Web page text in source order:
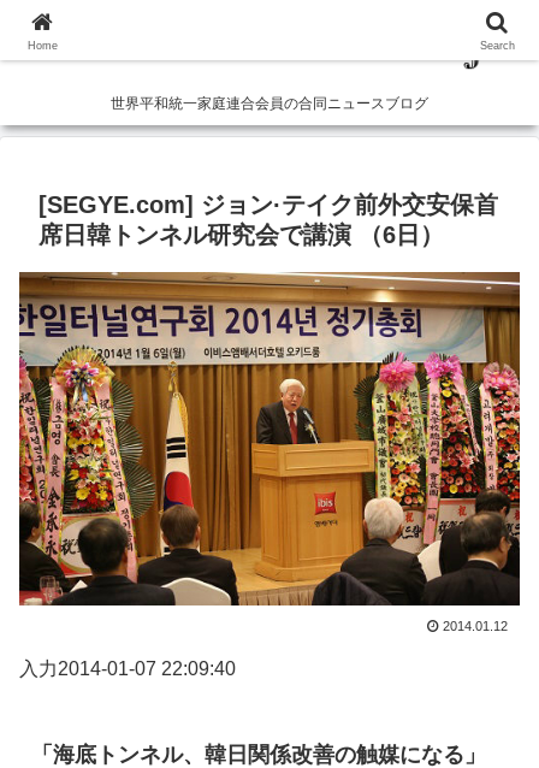
世界平和統一家庭連合会員の合同ニュースブログ
[SEGYE.com] ジョン·テイク前外交安保首
席日韓トンネル研究会で講演 （6日）
2014.01.12
入力2014-01-07 22:09:40
「海底トンネル、韓日関係改善の触媒になる」
Home Search